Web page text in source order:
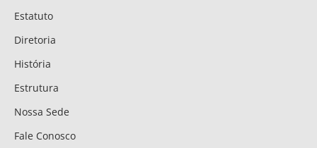
Estatuto
Diretoria
História
Estrutura
Nossa Sede
Fale Conosco